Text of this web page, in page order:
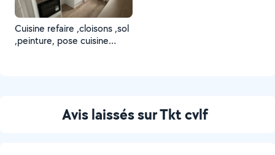
Cuisine refaire ,cloisons ,sol
,peinture, pose cuisine
Avis laissés sur Tkt cvlf